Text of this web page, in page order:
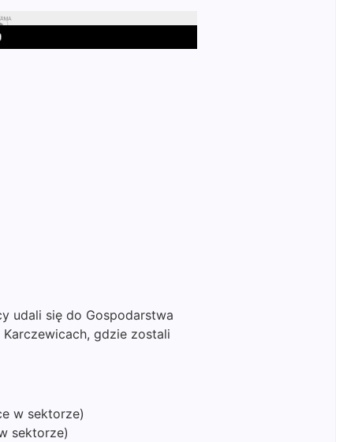
Play
udali się do Gospodarstwa
gdzie zostali
w sektorze)
sektorze)